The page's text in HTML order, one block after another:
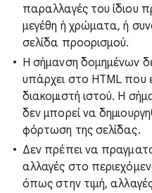
παραλλαγές του ίδιου
μεγέθη ή χρώματα, ή
σελίδα προορισμού.
Η σήμανση δομημένων
υπάρχει στο HTML που
διακομιστή ιστού. Η
δεν μπορεί να
φόρτωση της σελίδας.
Δεν πρέπει να
αλλαγές στο
όπως στην τιμή,